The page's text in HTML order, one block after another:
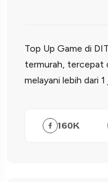
Top Up Game di
termurah, tercepat
melayani lebih dari
160K